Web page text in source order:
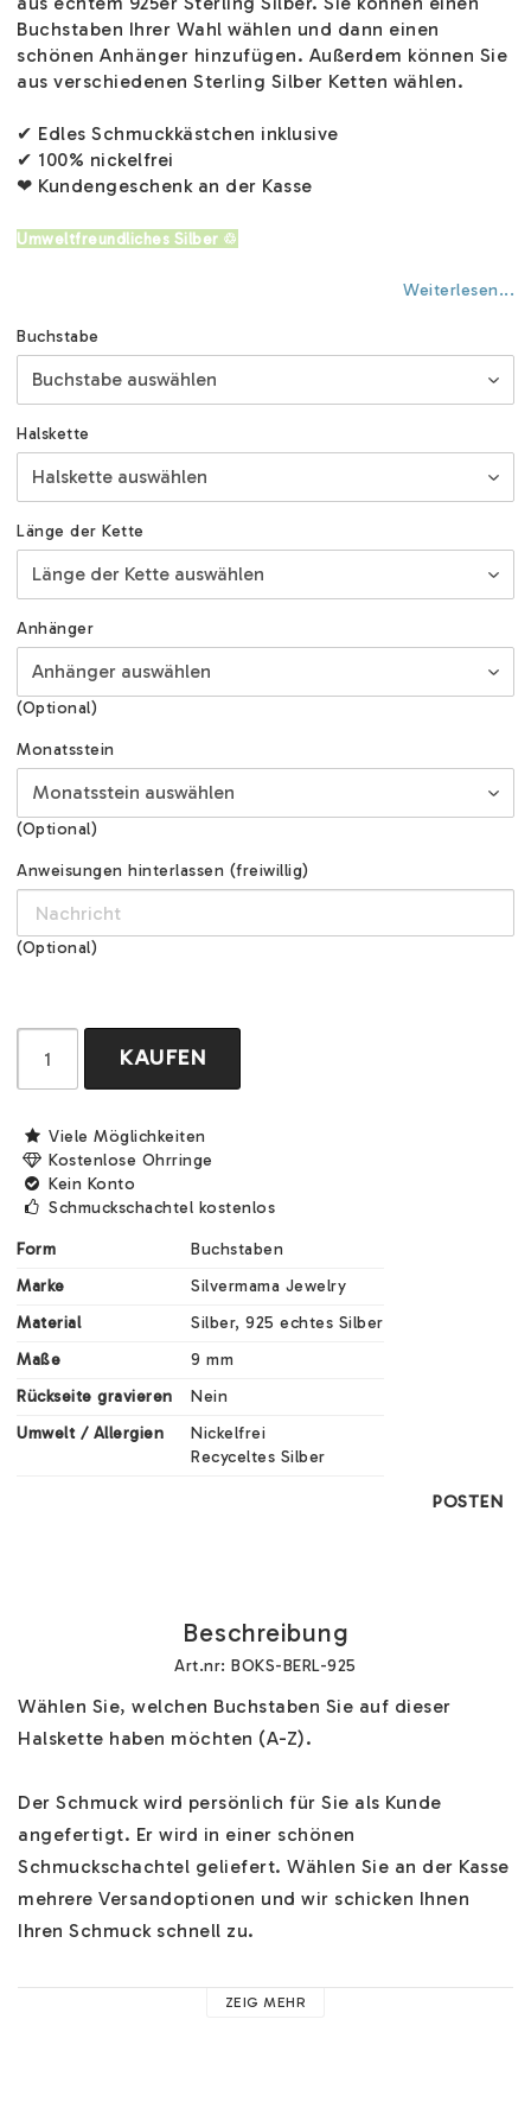
Buchstaben Ihrer Wahl wählen und dann einen
schönen Anhänger hinzufügen. Außerdem können Sie
aus verschiedenen Sterling Silber Ketten wählen.
✔ Edles Schmuckkästchen inklusive
✔ 100% nickelfrei
❤ Kundengeschenk an der Kasse
Umweltfreundliches Silber ♲
Weiterlesen...
Buchstabe
Halskette
Länge der Kette
Anhänger
(Optional)
Monatsstein
(Optional)
Anweisungen hinterlassen (freiwillig)
(Optional)
KAUFEN
Viele Möglichkeiten
Kostenlose Ohrringe
Kein Konto
Schmuckschachtel kostenlos
Form
Buchstaben
Marke
Silvermama Jewelry
Material
Silber, 925 echtes Silber
Maße
9 mm
Rückseite gravieren
Nein
Umwelt / Allergien
Nickelfrei
Recyceltes Silber
POSTEN
Beschreibung
Art.nr: BOKS-BERL-925
Wählen Sie, welchen Buchstaben Sie auf dieser
Halskette haben möchten (A-Z).
Der Schmuck wird persönlich für Sie als Kunde
angefertigt. Er wird in einer schönen
Schmuckschachtel geliefert. Wählen Sie an der Kasse
mehrere Versandoptionen und wir schicken Ihnen
Ihren Schmuck schnell zu.
Hilfe zu unserem Buchstabenschmuck finden Sie HIER.
ZEIG MEHR